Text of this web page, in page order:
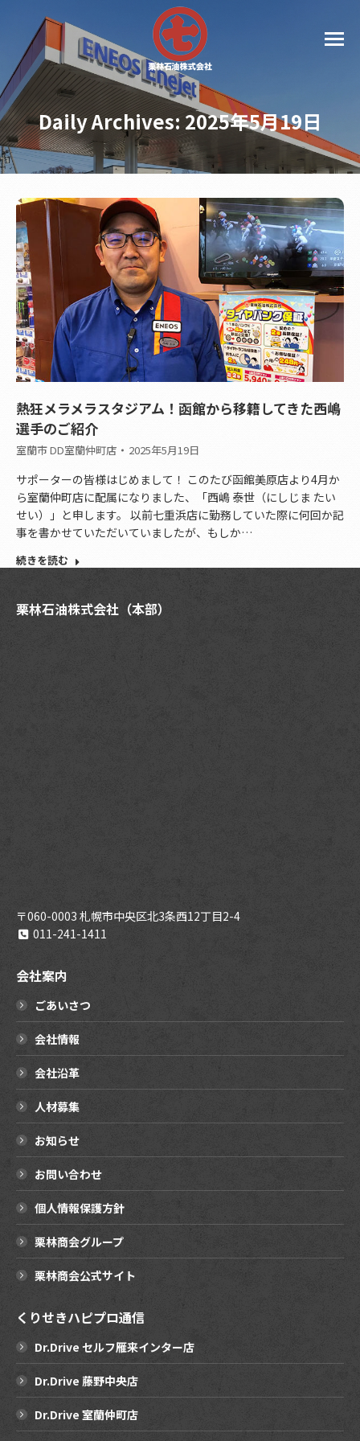
Daily Archives: 2025年5月19日
熱狂メラメラスタジアム！函館から移籍してきた西嶋
選手のご紹介
室蘭市 DD室蘭仲町店 2025年5月19日
サポーターの皆様はじめまして！ このたび函館美原店より4月か
ら室蘭仲町店に配属になりました、「西嶋 泰世（にしじま たい
せい）」と申します。 以前七重浜店に勤務していた際に何回か記
事を書かせていただいていましたが、もしか…
続きを読む
栗林石油株式会社（本部）
〒060-0003 札幌市中央区北3条西12丁目2-4
011-241-1411
会社案内
ごあいさつ
会社情報
会社沿革
人材募集
お知らせ
お問い合わせ
個人情報保護方針
栗林商会グループ
栗林商会公式サイト
くりせきハピプロ通信
Dr.Drive セルフ雁来インター店
Dr.Drive 藤野中央店
Dr.Drive 室蘭仲町店